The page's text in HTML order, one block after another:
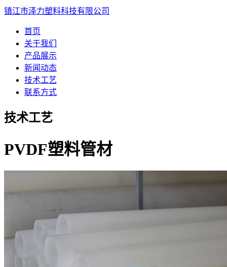
镇江市泽力塑料科技有限公司
首页
关于我们
产品展示
新闻动态
技术工艺
联系方式
技术工艺
PVDF塑料管材